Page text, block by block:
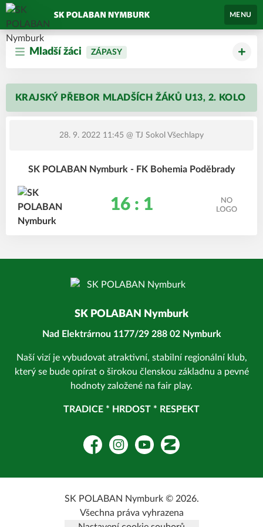
MENU
Mladší žáci ZÁPASY
KRAJSKÝ PŘEBOR MLADŠÍCH ŽÁKŮ U13, 2. KOLO
28. 9. 2022 11:45 @ TJ Sokol Všechlapy
SK POLABAN Nymburk - FK Bohemia Poděbrady
16 : 1
SK POLABAN Nymburk
Nad Elektrárnou 1177/29 288 02 Nymburk
Naší vizí je vybudovat atraktivní, stabilní regionální klub,
který se bude opírat o širokou členskou základnu a pevné
hodnoty založené na fair play.
TRADICE * HRDOST * RESPEKT
FacebookInstagramYouTubeZonerama
SK POLABAN Nymburk © 2026.
Všechna práva vyhrazena